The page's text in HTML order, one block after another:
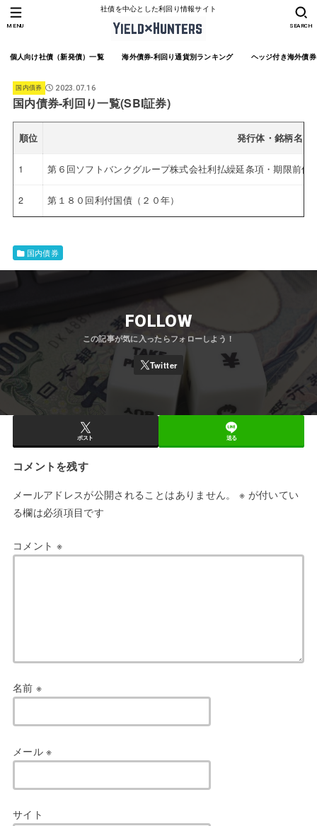
社債を中心とした利回り情報サイト
個人向け社債（新発債）一覧 海外債券-利回り通貨別ランキング ヘッジ付き海外債
SEARCH
MENU
国内債券 2023.07.16
国内債券-利回り一覧(SBI証券)
順位 発行体・銘柄名
1 第６回ソフトバンクグループ株式会社利払繰延条項・期限前
2 第１８０回利付国債（２０年）
国内債券
FOLLOW
ポスト 送る
コメントを残す
メールアドレスが公開されることはありません。 ※ が付いてい
る欄は必須項目です
コメント ※
名前 ※
メール※
サイト